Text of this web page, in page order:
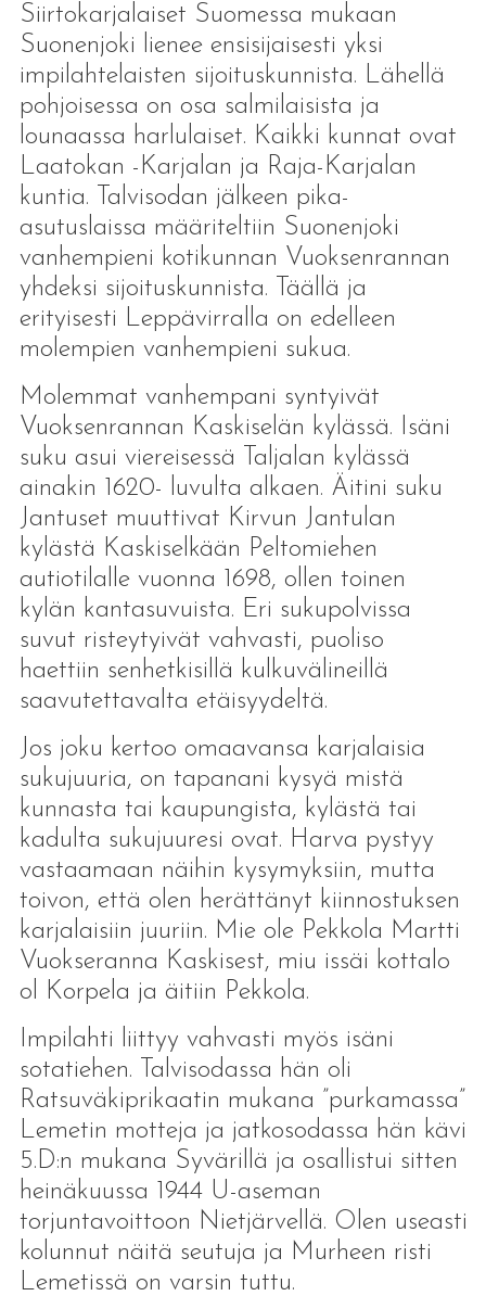
Siirtokarjalaiset Suomessa mukaan
Suonenjoki lienee ensisijaisesti yksi
impilahtelaisten sijoituskunnista. Lähellä
pohjoisessa on osa salmilaisista ja
lounaassa harlulaiset. Kaikki kunnat ovat
Laatokan -Karjalan ja Raja-Karjalan
kuntia. Talvisodan jälkeen pika-
asutuslaissa määriteltiin Suonenjoki
vanhempieni kotikunnan Vuoksenrannan
yhdeksi sijoituskunnista. Täällä ja
erityisesti Leppävirralla on edelleen
molempien vanhempieni sukua.
Molemmat vanhempani syntyivät
Vuoksenrannan Kaskiselän kylässä. Isäni
suku asui viereisessä Taljalan kylässä
ainakin 1620- luvulta alkaen. Äitini suku
Jantuset muuttivat Kirvun Jantulan
kylästä Kaskiselkään Peltomiehen
autiotilalle vuonna 1698, ollen toinen
kylän kantasuvuista. Eri sukupolvissa
suvut risteytyivät vahvasti, puoliso
haettiin senhetkisillä kulkuvälineillä
saavutettavalta etäisyydeltä.
Jos joku kertoo omaavansa karjalaisia
sukujuuria, on tapanani kysyä mistä
kunnasta tai kaupungista, kylästä tai
kadulta sukujuuresi ovat. Harva pystyy
vastaamaan näihin kysymyksiin, mutta
toivon, että olen herättänyt kiinnostuksen
karjalaisiin juuriin. Mie ole Pekkola Martti
Vuokseranna Kaskisest, miu issäi kottalo
ol Korpela ja äitiin Pekkola.
Impilahti liittyy vahvasti myös isäni
sotatiehen. Talvisodassa hän oli
Ratsuväkiprikaatin mukana ”purkamassa”
Lemetin motteja ja jatkosodassa hän kävi
5.D:n mukana Syvärillä ja osallistui sitten
heinäkuussa 1944 U-aseman
torjuntavoittoon Nietjärvellä. Olen useasti
kolunnut näitä seutuja ja Murheen risti
Lemetissä on varsin tuttu.